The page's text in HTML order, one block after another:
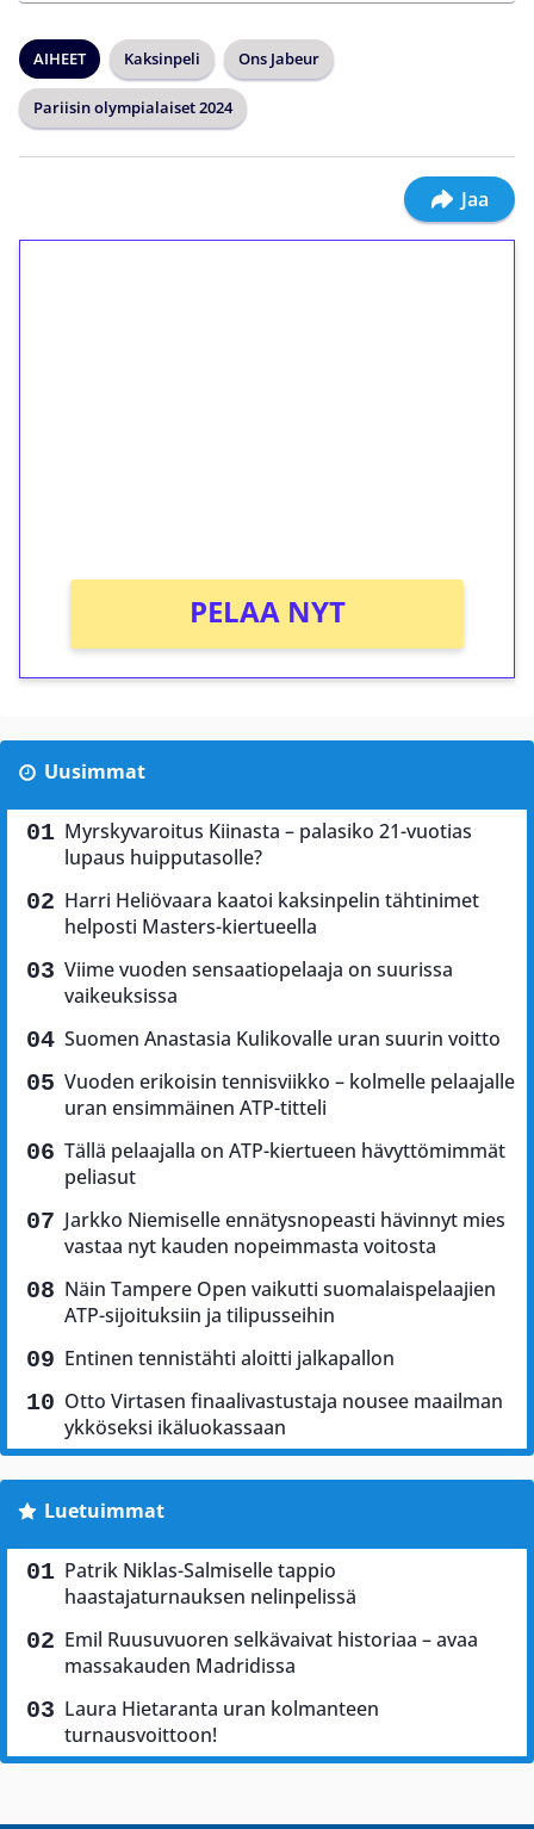
AIHEET Kaksinpeli Ons Jabeur
Pariisin olympialaiset 2024
Jaa
PELAA NYT
Uusimmat
Myrskyvaroitus Kiinasta – palasiko 21-vuotias
lupaus huipputasolle?
Harri Heliövaara kaatoi kaksinpelin tähtinimet
helposti Masters-kiertueella
Viime vuoden sensaatiopelaaja on suurissa
vaikeuksissa
Suomen Anastasia Kulikovalle uran suurin voitto
Vuoden erikoisin tennisviikko – kolmelle pelaajalle
uran ensimmäinen ATP-titteli
Tällä pelaajalla on ATP-kiertueen hävyttömimmät
peliasut
Jarkko Niemiselle ennätysnopeasti hävinnyt mies
vastaa nyt kauden nopeimmasta voitosta
Näin Tampere Open vaikutti suomalaispelaajien
ATP-sijoituksiin ja tilipusseihin
Entinen tennistähti aloitti jalkapallon
Otto Virtasen finaalivastustaja nousee maailman
ykköseksi ikäluokassaan
Luetuimmat
Patrik Niklas-Salmiselle tappio
haastajaturnauksen nelinpelissä
Emil Ruusuvuoren selkävaivat historiaa – avaa
massakauden Madridissa
Laura Hietaranta uran kolmanteen
turnausvoittoon!